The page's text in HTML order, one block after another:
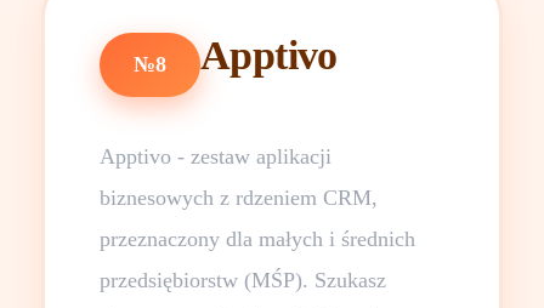
№8 Apptivo
Apptivo - zestaw aplikacji
biznesowych z rdzeniem CRM,
przeznaczony dla małych i średnich
przedsiębiorstw (MŚP). Szukasz